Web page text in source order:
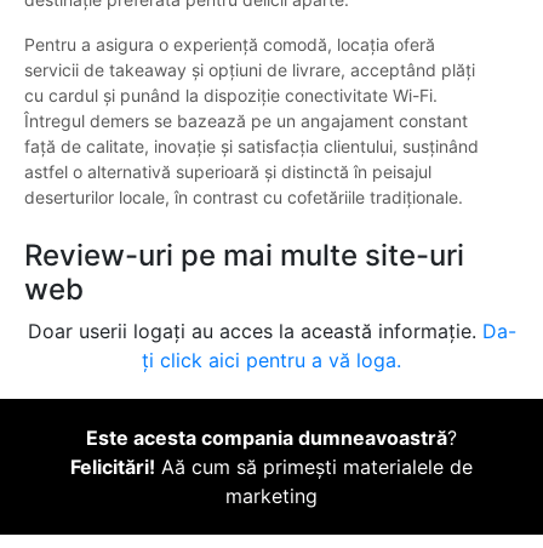
Pentru a asigura o experiență comodă, locația oferă
servicii de takeaway și opțiuni de livrare, acceptând plăți
cu cardul și punând la dispoziție conectivitate Wi-Fi.
Întregul demers se bazează pe un angajament constant
față de calitate, inovație și satisfacția clientului, susținând
astfel o alternativă superioară și distinctă în peisajul
deserturilor locale, în contrast cu cofetăriile tradiționale.
Review-uri pe mai multe site-uri
web
Doar userii logați au acces la această informație. Da-
ți click aici pentru a vă loga.
Este acesta compania dumneavoastră?
Felicitări! Aă cum să primești materialele de
marketing